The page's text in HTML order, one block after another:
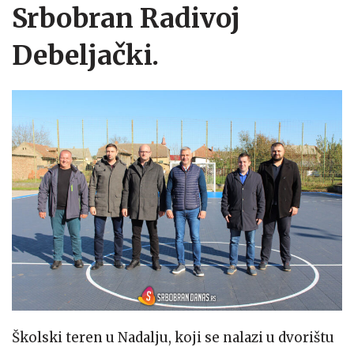
Srbobran Radivoj
Debeljački.
Školski teren u Nadalju, koji se nalazi u dvorištu